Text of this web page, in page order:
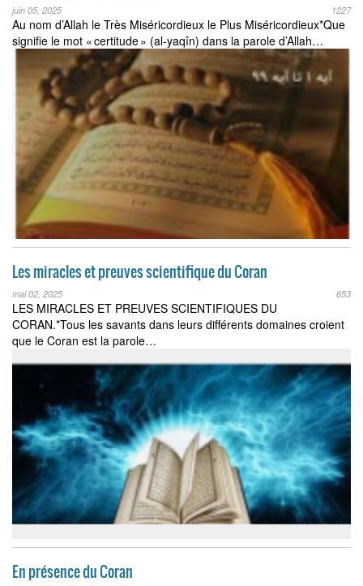
juin 05, 2025 1227
Au nom d’Allah le Très Miséricordieux le Plus Miséricordieux*Que
signifie le mot « certitude » (al-yaqîn) dans la parole d’Allah…
Les miracles et preuves scientifique du Coran
mai 02, 2025 653
LES MIRACLES ET PREUVES SCIENTIFIQUES DU
CORAN.*Tous les savants dans leurs différents domaines croient
que le Coran est la parole…
En présence du Coran